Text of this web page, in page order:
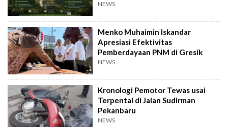
NEWS
Menko Muhaimin Iskandar
Apresiasi Efektivitas
Pemberdayaan PNM di Gresik
NEWS
Kronologi Pemotor Tewas usai
Terpental di Jalan Sudirman
Pekanbaru
NEWS